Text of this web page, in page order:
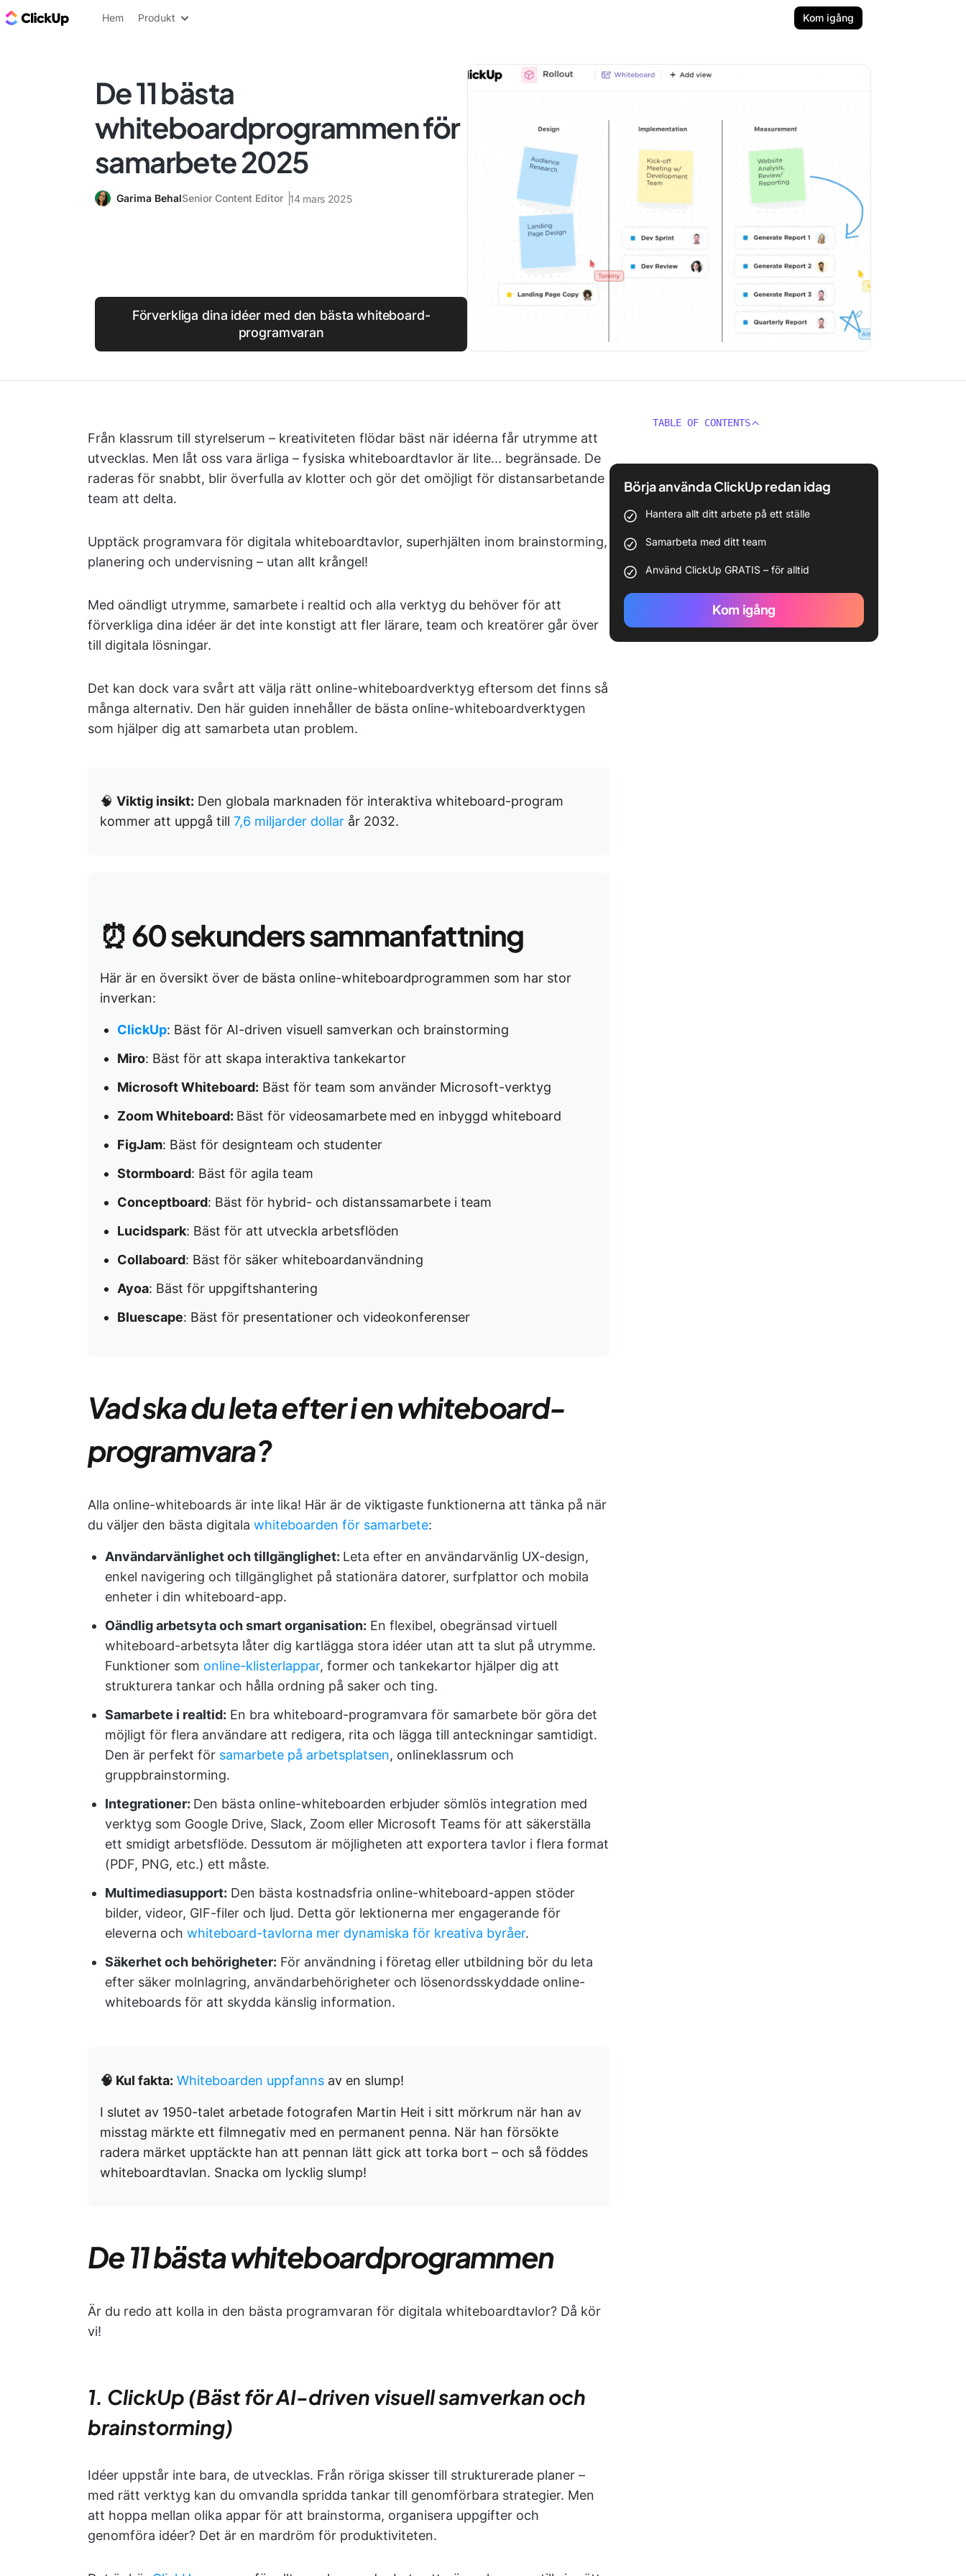
ClickUp-bloggen
Hem Produkt Kom igång
De 11 bästa
whiteboardprogrammen för
samarbete 2025
Garima BehalSenior Content Editor 14 mars 2025
Förverkliga dina idéer med den bästa whiteboard-
programvaran
Från klassrum till styrelserum – kreativiteten flödar bäst när idéerna får utrymme att
utvecklas. Men låt oss vara ärliga – fysiska whiteboardtavlor är lite... begränsade. De
raderas för snabbt, blir överfulla av klotter och gör det omöjligt för distansarbetande
team att delta.
Upptäck programvara för digitala whiteboardtavlor, superhjälten inom brainstorming,
planering och undervisning – utan allt krångel!
Med oändligt utrymme, samarbete i realtid och alla verktyg du behöver för att
förverkliga dina idéer är det inte konstigt att fler lärare, team och kreatörer går över
till digitala lösningar.
Det kan dock vara svårt att välja rätt online-whiteboardverktyg eftersom det finns så
många alternativ. Den här guiden innehåller de bästa online-whiteboardverktygen
som hjälper dig att samarbeta utan problem.
🧠 Viktig insikt: Den globala marknaden för interaktiva whiteboard-program
kommer att uppgå till 7,6 miljarder dollar år 2032.
⏰60 sekunders sammanfattning
Här är en översikt över de bästa online-whiteboardprogrammen som har stor
inverkan:
ClickUp: Bäst för AI-driven visuell samverkan och brainstorming
Miro: Bäst för att skapa interaktiva tankekartor
Microsoft Whiteboard: Bäst för team som använder Microsoft-verktyg
Zoom Whiteboard: Bäst för videosamarbete med en inbyggd whiteboard
FigJam: Bäst för designteam och studenter
Stormboard: Bäst för agila team
Conceptboard: Bäst för hybrid- och distanssamarbete i team
Lucidspark: Bäst för att utveckla arbetsflöden
Collaboard: Bäst för säker whiteboardanvändning
Ayoa: Bäst för uppgiftshantering
Bluescape: Bäst för presentationer och videokonferenser
Vad ska du leta efter i en whiteboard-
programvara?
Alla online-whiteboards är inte lika! Här är de viktigaste funktionerna att tänka på när
du väljer den bästa digitala whiteboarden för samarbete:
Användarvänlighet och tillgänglighet: Leta efter en användarvänlig UX-design,
enkel navigering och tillgänglighet på stationära datorer, surfplattor och mobila
enheter i din whiteboard-app.
Oändlig arbetsyta och smart organisation: En flexibel, obegränsad virtuell
whiteboard-arbetsyta låter dig kartlägga stora idéer utan att ta slut på utrymme.
Funktioner som online-klisterlappar, former och tankekartor hjälper dig att
strukturera tankar och hålla ordning på saker och ting.
Samarbete i realtid: En bra whiteboard-programvara för samarbete bör göra det
möjligt för flera användare att redigera, rita och lägga till anteckningar samtidigt.
Den är perfekt för samarbete på arbetsplatsen, onlineklassrum och
gruppbrainstorming.
Integrationer: Den bästa online-whiteboarden erbjuder sömlös integration med
verktyg som Google Drive, Slack, Zoom eller Microsoft Teams för att säkerställa
ett smidigt arbetsflöde. Dessutom är möjligheten att exportera tavlor i flera format
(PDF, PNG, etc.) ett måste.
Multimediasupport: Den bästa kostnadsfria online-whiteboard-appen stöder
bilder, videor, GIF-filer och ljud. Detta gör lektionerna mer engagerande för
eleverna och whiteboard-tavlorna mer dynamiska för kreativa byråer.
Säkerhet och behörigheter: För användning i företag eller utbildning bör du leta
efter säker molnlagring, användarbehörigheter och lösenordsskyddade online-
whiteboards för att skydda känslig information.
🧠 Kul fakta: Whiteboarden uppfanns av en slump!
I slutet av 1950-talet arbetade fotografen Martin Heit i sitt mörkrum när han av
misstag märkte ett filmnegativ med en permanent penna. När han försökte
radera märket upptäckte han att pennan lätt gick att torka bort – och så föddes
whiteboardtavlan. Snacka om lycklig slump!
De 11 bästa whiteboardprogrammen
Är du redo att kolla in den bästa programvaran för digitala whiteboardtavlor? Då kör
vi!
1. ClickUp (Bäst för AI-driven visuell samverkan och
brainstorming)
Idéer uppstår inte bara, de utvecklas. Från röriga skisser till strukturerade planer –
med rätt verktyg kan du omvandla spridda tankar till genomförbara strategier. Men
att hoppa mellan olika appar för att brainstorma, organisera uppgifter och
genomföra idéer? Det är en mardröm för produktiviteten.
TABLE OF CONTENTS
Börja använda ClickUp redan idag
Hantera allt ditt arbete på ett ställe
Samarbeta med ditt team
Använd ClickUp GRATIS – för alltid
Kom igång